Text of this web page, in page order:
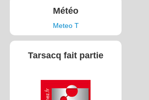
Météo
Meteo T
Tarsacq fait partie